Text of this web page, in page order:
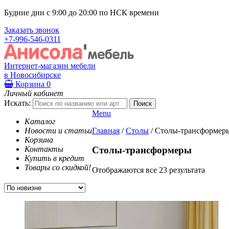
Будние дни с 9:00 до 20:00 по НСК времени
Заказать звонок
+7-996-546-0311
Интернет-магазин мебели
в Новосибирске
Корзина 0
Личный кабинет
Искать:
Каталог
Новости и статьи
Корзина
Контакты
Купить в кредит
Товары со скидкой!
Menu
Главная / Столы / Столы-
Столы-трансформеры
Отображаются все 23 результата